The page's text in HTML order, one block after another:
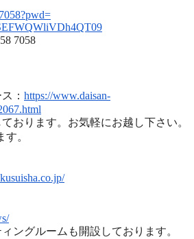
pwd=
09
7058
： https://www.daisan-
おります。お気軽にお越し下さい。
。
co.jp/
ングルームも開設しております。